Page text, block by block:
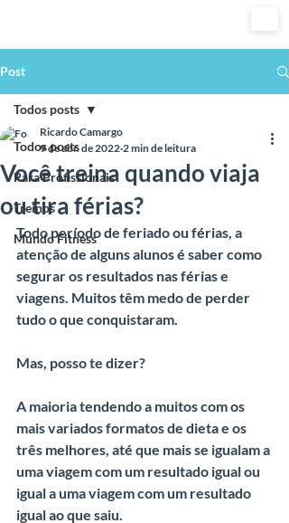
Post
Todos posts
Para Profissionais
Treinos
Mundo Fitness
Todos posts
Você treina quando viaja
ou tira férias?
Ricardo Camargo
9 de abr. de 2022 2 min de leitura
Todo período de feriado ou férias, a
atenção de alguns alunos é saber como
segurar os resultados nas férias e
viagens. Muitos têm medo de perder
tudo o que conquistaram.
Mas, posso te dizer?
A maioria tendendo a muitos com os
mais variados formatos de dieta e os
três melhores, até que mais se igualam a
uma viagem com um resultado igual ou
igual a uma viagem com um resultado
igual ao que saiu.